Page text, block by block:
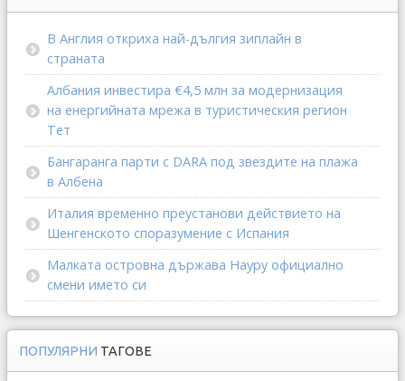
В Англия откриха най-дългия зиплайн в
страната
Албания инвестира €4,5 млн за модернизация
на енергийната мрежа в туристическия регион
Тет
Бангаранга парти с DARA под звездите на плажа
в Албена
Италия временно преустанови действието на
Шенгенското споразумение с Испания
Малката островна държава Науру официално
смени името си
ПОПУЛЯРНИ ТАГОВЕ